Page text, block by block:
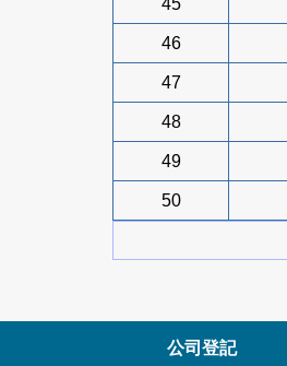
45
46
47
48
49
50
公司登記